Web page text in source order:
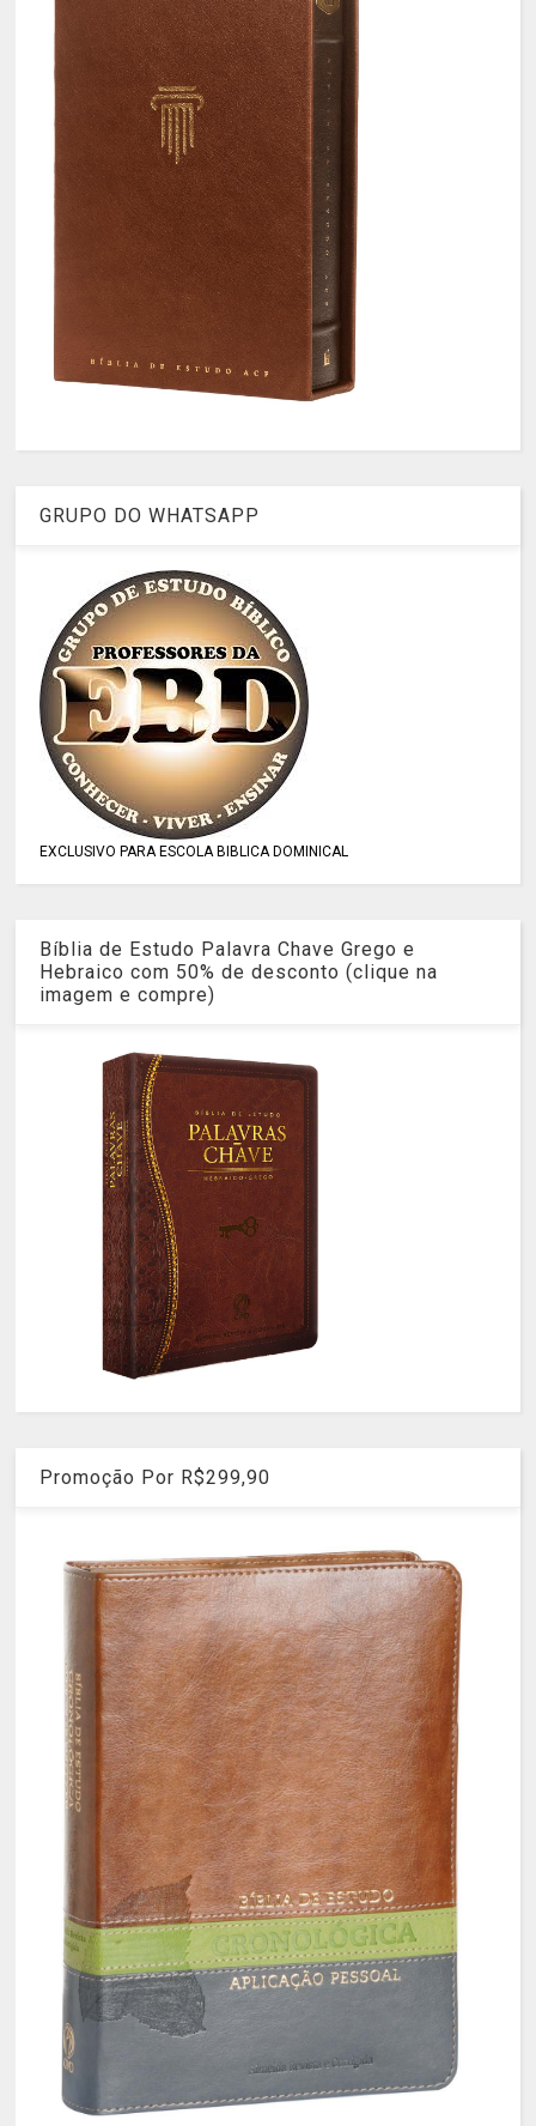
GRUPO DO WHATSAPP
EXCLUSIVO PARA ESCOLA BIBLICA DOMINICAL
Bíblia de Estudo Palavra Chave Grego e
Hebraico com 50% de desconto (clique na
imagem e compre)
Promoção Por R$299,90